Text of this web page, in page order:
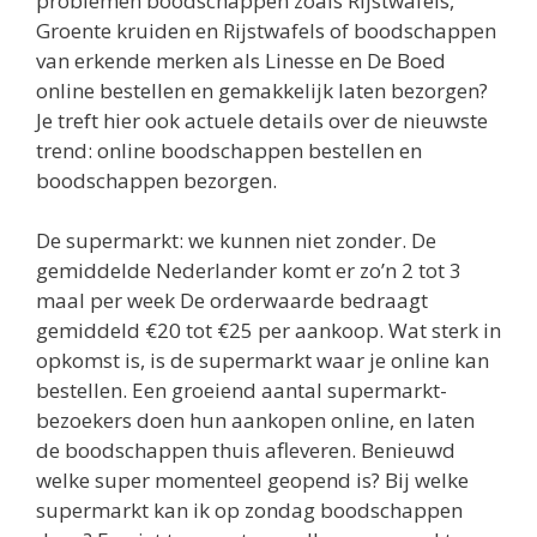
Groente kruiden en Rijstwafels of boodschappen
van erkende merken als Linesse en De Boed
online bestellen en gemakkelijk laten bezorgen?
Je treft hier ook actuele details over de nieuwste
trend: online boodschappen bestellen en
boodschappen bezorgen.
De supermarkt: we kunnen niet zonder. De
gemiddelde Nederlander komt er zo’n 2 tot 3
maal per week De orderwaarde bedraagt
gemiddeld €20 tot €25 per aankoop. Wat sterk in
opkomst is, is de supermarkt waar je online kan
bestellen. Een groeiend aantal supermarkt-
bezoekers doen hun aankopen online, en laten
de boodschappen thuis afleveren. Benieuwd
welke super momenteel geopend is? Bij welke
supermarkt kan ik op zondag boodschappen